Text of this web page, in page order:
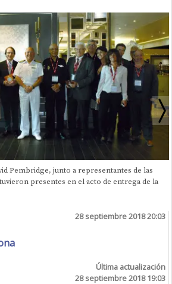
Pembridge, junto a representantes de las
presentes en el acto de entrega de la
28 septiembre 2018 20:03
Última actualización
28 septiembre 2018 19:03